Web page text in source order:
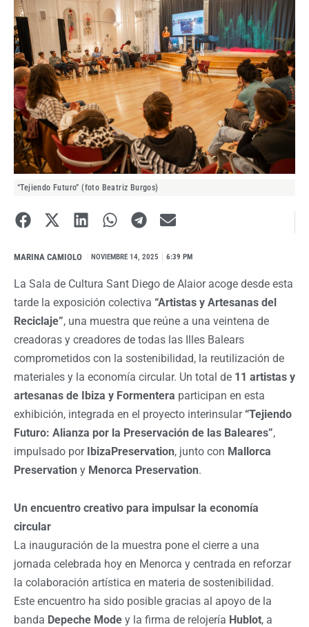
“Tejiendo Futuro” (foto Beatriz Burgos)
MARINA CAMIOLO NOVIEMBRE 14, 2025 6:39 PM
La Sala de Cultura Sant Diego de Alaior acoge desde esta
tarde la exposición colectiva “Artistas y Artesanas del
Reciclaje”, una muestra que reúne a una veintena de
creadoras y creadores de todas las Illes Balears
comprometidos con la sostenibilidad, la reutilización de
materiales y la economía circular. Un total de 11 artistas y
artesanas de Ibiza y Formentera participan en esta
exhibición, integrada en el proyecto interinsular “Tejiendo
Futuro: Alianza por la Preservación de las Baleares”,
impulsado por IbizaPreservation, junto con Mallorca
Preservation y Menorca Preservation.
Un encuentro creativo para impulsar la economía
circular
La inauguración de la muestra pone el cierre a una
jornada celebrada hoy en Menorca y centrada en reforzar
la colaboración artística en materia de sostenibilidad.
Este encuentro ha sido posible gracias al apoyo de la
banda Depeche Mode y la firma de relojería Hublot, a